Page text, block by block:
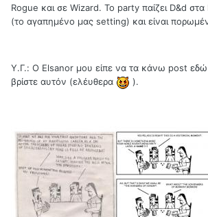
Rogue και σε Wizard. Το party παίζει D&d
(το αγαπημένο μας setting) και είναι
Υ.Γ.: O Elsanor μου είπε να τα κάνω post
βρίστε αυτόν (ελέυθερα
).